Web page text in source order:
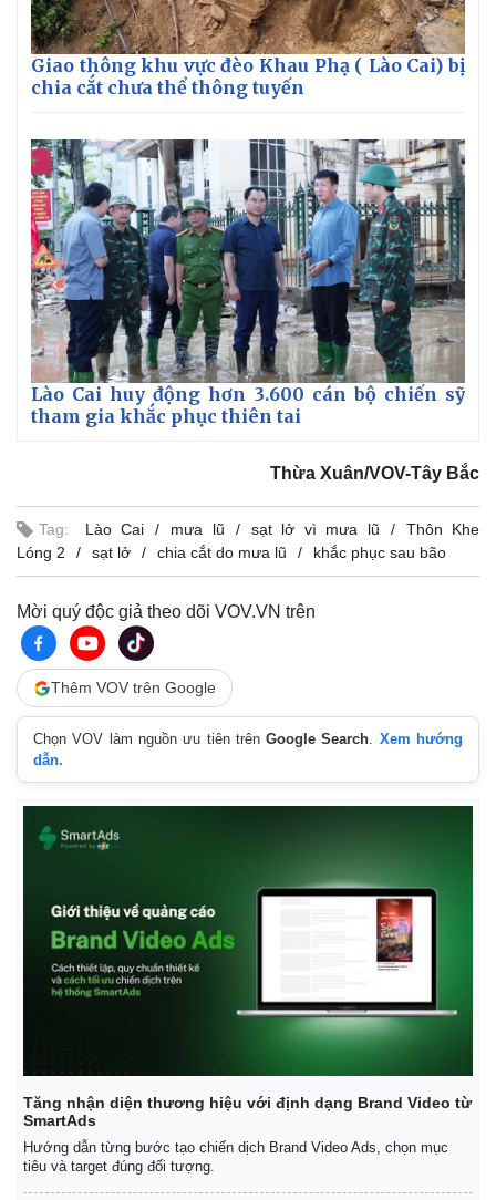
Pháp luật
Vụ án
Quân sự - Quốc phòng
Vũ khí
Việt Nam
Phân tích
Giao thông khu vực đèo Khau Phạ ( Lào Cai) bị
chia cắt chưa thể thông tuyến
Lào Cai huy động hơn 3.600 cán bộ chiến sỹ
tham gia khắc phục thiên tai
Thừa Xuân/VOV-Tây Bắc
Tag: Lào Cai mưa lũ sạt lở vì mưa lũ
Thôn Khe
Lóng 2
sạt lở chia cắt do mưa lũ khắc phục sau bão
Mời quý độc giả theo dõi VOV.VN trên
Thêm VOV trên Google
Chọn VOV làm nguồn ưu tiên trênGoogle Search. Xem hướng
dẫn.
Tăng nhận diện thương hiệu với định dạng Brand Video từ
SmartAds
Hướng dẫn từng bước tạo chiến dịch Brand Video Ads, chọn mục
tiêu và target đúng đối tượng.